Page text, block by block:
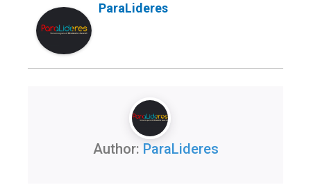
ParaLideres
Author: ParaLideres